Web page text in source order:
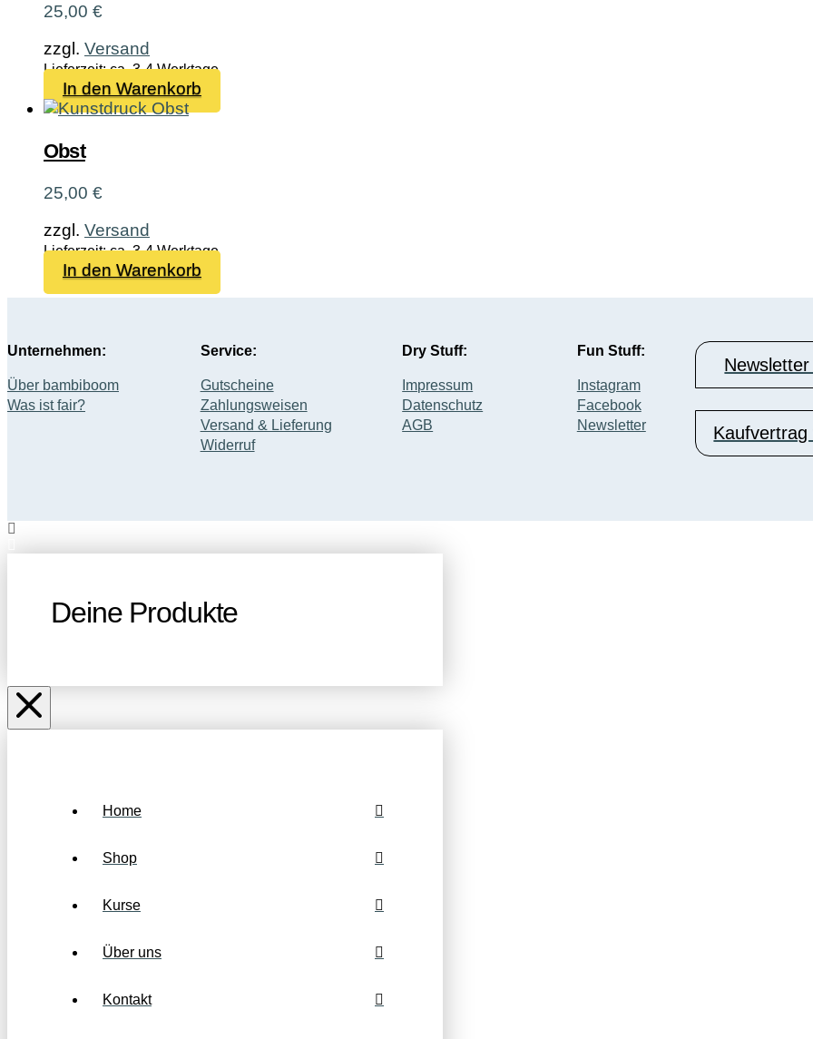
25,00 €
zzgl. Versand
Lieferzeit: ca. 3-4 Werktage
In den Warenkorb
Obst
25,00 €
zzgl. Versand
Lieferzeit: ca. 3-4 Werktage
In den Warenkorb
Unternehmen:
Über bambiboom
Was ist fair?
Service:
Gutscheine
Zahlungsweisen
Versand & Lieferung
Widerruf
Dry Stuff:
Impressum
Datenschutz
AGB
Fun Stuff:
Instagram
Facebook
Newsletter
Kaufvertrag
Deine Produkte
Home
Shop
Kurse
Über uns
Kontakt